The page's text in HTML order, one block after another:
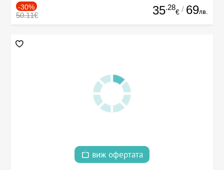
-30%
50.11€ 35.28
€ / 69лв.
виж офертата